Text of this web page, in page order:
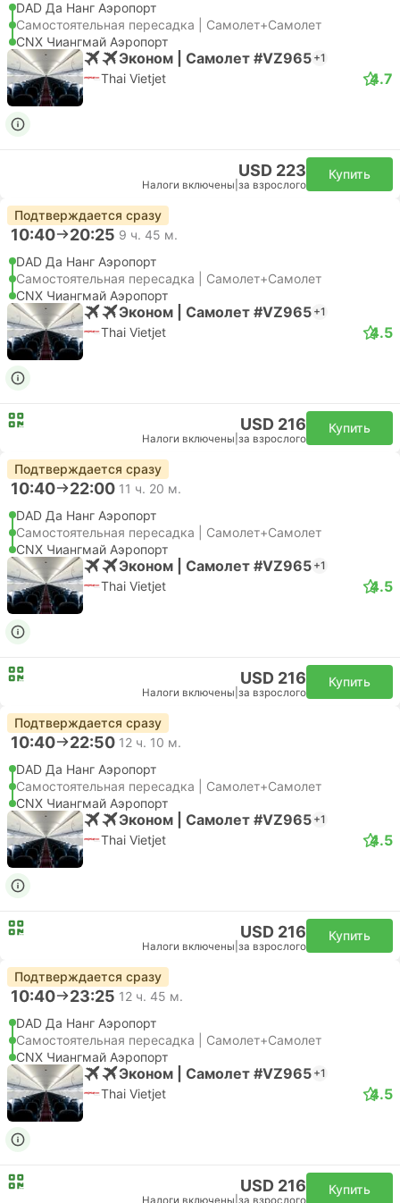
DAD Да Нанг Аэропорт
Самостоятельная пересадка | Самолет+Самолет
CNX Чиангмай Аэропорт
Эконом | Самолет #VZ965 +1
Thai Vietjet 4.7
USD 223
Налоги включены за взрослого
Купить
Подтверждается сразу
10:40 20:25 9 ч. 45 м.
DAD Да Нанг Аэропорт
Самостоятельная пересадка | Самолет+Самолет
CNX Чиангмай Аэропорт
Эконом | Самолет #VZ965 +1
Thai Vietjet 4.5
USD 216
Налоги включены за взрослого
Купить
Подтверждается сразу
10:40 22:00 11 ч. 20 м.
DAD Да Нанг Аэропорт
Самостоятельная пересадка | Самолет+Самолет
CNX Чиангмай Аэропорт
Эконом | Самолет #VZ965 +1
Thai Vietjet 4.5
USD 216
Налоги включены за взрослого
Купить
Подтверждается сразу
10:40 22:50 12 ч. 10 м.
DAD Да Нанг Аэропорт
Самостоятельная пересадка | Самолет+Самолет
CNX Чиангмай Аэропорт
Эконом | Самолет #VZ965 +1
Thai Vietjet 4.5
USD 216
Налоги включены за взрослого
Купить
Подтверждается сразу
10:40 23:25 12 ч. 45 м.
DAD Да Нанг Аэропорт
Самостоятельная пересадка | Самолет+Самолет
CNX Чиангмай Аэропорт
Эконом | Самолет #VZ965 +1
Thai Vietjet 4.5
USD 216
Налоги включены за взрослого
Купить